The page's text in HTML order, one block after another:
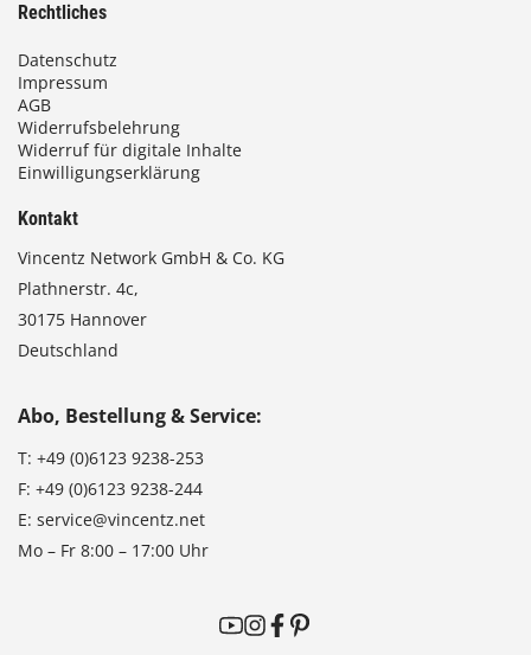
Rechtliches
Datenschutz
Impressum
AGB
Widerrufsbelehrung
Widerruf für digitale Inhalte
Einwilligungserklärung
Kontakt
Vincentz Network GmbH & Co. KG
Plathnerstr. 4c,
30175 Hannover
Deutschland
Abo, Bestellung & Service:
T: +49 (0)6123 9238-253
F: +49 (0)6123 9238-244
E: service@vincentz.net
Mo – Fr 8:00 – 17:00 Uhr